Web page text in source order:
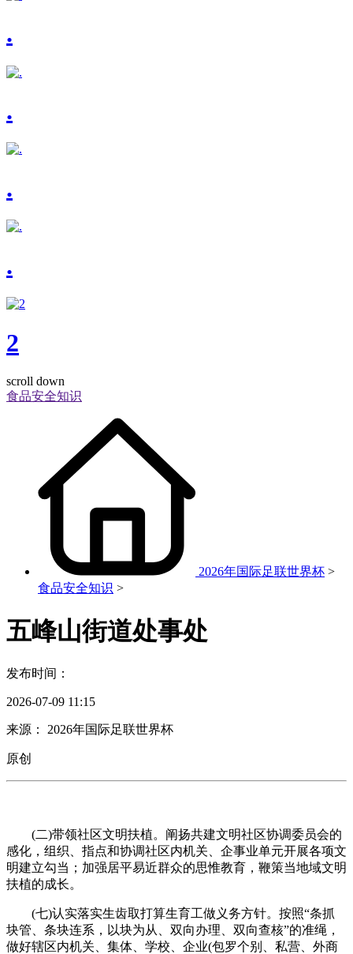
.
.
.
.
2
scroll down
食品安全知识
2026年国际足联世界杯 >
食品安全知识 >
五峰山街道处事处
发布时间：
2026-07-09 11:15
来源： 2026年国际足联世界杯
原创
(二)带领社区文明扶植。阐扬共建文明社区协调委员会的
感化，组织、指点和协调社区内机关、企事业单元开展各项文
明建立勾当；加强居平易近群众的思惟教育，鞭策当地域文明
扶植的成长。
(七)认实落实生齿取打算生育工做义务方针。按照“条抓
块管、条块连系，以块为从、双向办理、双向查核”的准绳，
做好辖区内机关、集体、学校、企业(包罗个别、私营、外商